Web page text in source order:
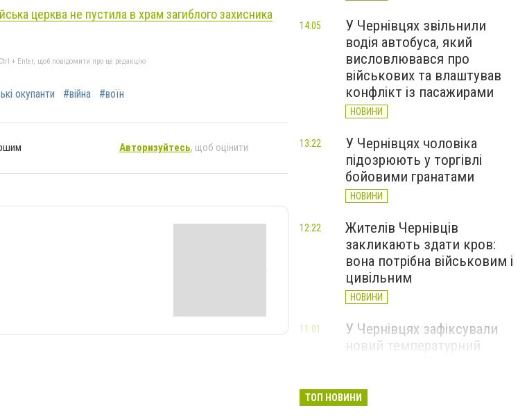
церква не пустила в храм загиблого захисника
+ Enter, щоб повідомити про це редакцію
окупанти #війна #воїн
Авторизуйтесь, щоб оцінити
У Чернівцях звільнили
водія автобуса, який
висловлювався про
військових та влаштував
конфлікт із пасажирами
НОВИНИ
14:05
У Чернівцях чоловіка
підозрюють у торгівлі
бойовими гранатами
НОВИНИ
13:22
Жителів Чернівців
закликають здати кров:
вона потрібна військовим і
цивільним
НОВИНИ
12:22
У Чернівцях зафіксували
новий температурний
11:01
ТОП НОВИНИ